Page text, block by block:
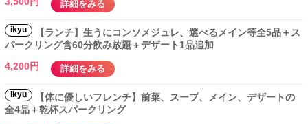
詳細をみる
ikyu
【ランチ】生うにコンソメジュレ、選べるメイン等全5品＋ス
パークリング含60分飲み放題＋デザート1品追加
4,200円
詳細をみる
ikyu
【体に優しいフレンチ】前菜、スープ、メイン、デザートの
全4品＋乾杯スパークリング